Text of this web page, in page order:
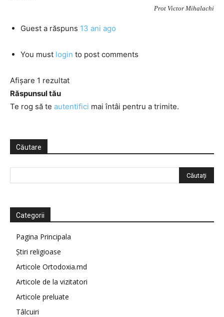
Prot Victor Mihalachi
Guest a răspuns 13 ani ago
You must login to post comments
Afișare 1 rezultat
Răspunsul tău
Te rog să te autentifici mai întâi pentru a trimite.
Căutare
Categorii
Pagina Principala
Știri religioase
Articole Ortodoxia.md
Articole de la vizitatori
Articole preluate
Tâlcuiri